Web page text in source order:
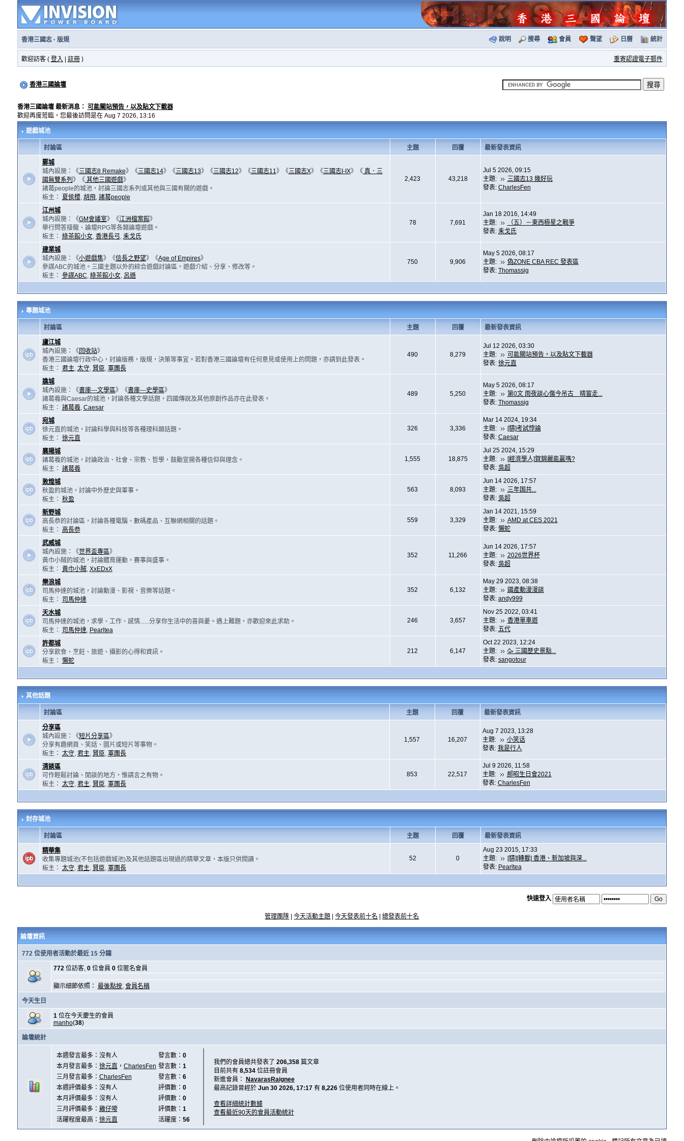
香港三國志· 版規 說明 搜尋 會員 聲望 日曆 統計
歡迎訪客 ( 登入 註冊) 重寄認證電子郵件
香港三國論壇
香港三國論壇 最新消息： 可能關站預告，以及貼文下載器
歡迎再度蒞臨，您最後訪問是在 Aug 7 2026, 13:16
遊戲城池
討論區 主題 回覆 最新發表資訊
鄴城
城內設施：《三國志8 Remake》《三國志14》《三國志13》《三國志12》《三國志11》《三國志X》《三國志I-IX》《真．三
國無雙系列 》《其他三國遊戲》
諸葛people的城池，討論三國志系列或其他與三國有關的遊戲。
板主：
夏侯櫻, 胡飛, 諸葛people
2,423 43,218
Jul 5 2026, 09:15
主題:
三國志13 幾好玩
發表: CharlesFen
江州城
城內設施：《GM會議室》《江洲檔案館》
舉行問答接龍、論壇RPG等各類論壇遊戲。
板主： 綠茶館小女, 香港長弓, 耒戈氏
78 7,691
Jan 18 2016, 14:49
主題:
（五）－東西極星之戰爭
發表: 耒戈氏
建業城
城內設施：《小遊戲集》《信長之野望》《Age of Empires》
參謀ABC的城池。三國主題以外的綜合遊戲討論區，遊戲介紹、分享、修改等。
板主： 參謀ABC, 綠茶館小女, 呂遜
750 9,906
May 5 2026, 08:17
主題:
偽ZONE CBA REC 發表區
發表: Thomassig
專題城池
討論區 主題 回覆 最新發表資訊
廬江城
城內設施：《回收站》
香港三國論壇行政中心，討論版務，版規，決策等事宜。若對香港三國論壇有任何意見或使用上的問題，亦請到此發表。
板主： 君主, 太守, 賢臣, 軍團長
490 8,279
Jul 12 2026, 03:30
主題:
可能關站預告，以及貼文下載器
發表: 徐元直
譙城
城內設施：《書庫---文學區》《書庫---史學區》
諸葛羲與Caesar的城池，討論各種文學話題，四國傳說及其他原創作品亦在此發表。
板主： 諸葛羲, Caesar
489 5,250
May 5 2026, 08:17
主題:
第0文 雨夜談心傷今吊古 晴窗走...
發表: Thomassig
宛城
徐元直的城池，討論科學與科技等各種理科類話題。
板主： 徐元直
326 3,336
Mar 14 2024, 19:34
主題:
[精]考試悖論
發表: Caesar
襄陽城
諸葛羲的城池，討論政治、社會、宗教、哲學，鼓勵宣揚各種信仰與理念。
板主： 諸葛羲
1,555 18,875
Jul 25 2024, 15:29
主題:
[經濟學人]賀錦麗能贏嗎?
發表: 吳超
敦煌城
秋盈的城池，討論中外歷史與軍事。
板主： 秋盈
563 8,093
Jun 14 2026, 17:57
主題:
三年国共...
發表: 吳超
新野城
高長恭的討論區，討論各種電腦、數碼產品、互聯網相關的話題。
板主：
高長恭
559 3,329
Jan 14 2021, 15:59
主題:
AMD at CES 2021
發表: 懶蛇
武威城
城內設施：《世界盃專區》
黃巾小賊的城池，討論體育運動，賽事與盛事。
板主： 黃巾小賊, XxEDxX
352 11,266
Jun 14 2026, 17:57
主題:
2026世界杯
發表: 吳超
樂浪城
司馬仲達的城池，討論動漫、影視、音樂等話題。
板主：
司馬仲達
352 6,132
May 29 2023, 08:38
主題:
國產動漫漫談
發表: andy999
天水城
司馬仲達的城池，求學、工作、感情......分享你生活中的喜與憂。遇上難題，亦歡迎來此求助。
板主：
司馬仲達, Pearltea
246 3,657
Nov 25 2022, 03:41
主題:
香港單車遊
發表: 五代
許都城
分享飲食、烹飪、旅遊、攝影的心得和資訊。
板主： 懶蛇
212 6,147
Oct 22 2023, 12:24
主題:
🥳 三國歷史景點...
發表: sangotour
其他話題
討論區 主題 回覆 最新發表資訊
分享區
城內設施：《短片分享區》
分享有趣網頁、笑話、圖片或短片等事物。
板主： 太守, 君主, 賢臣, 軍團長
1,557 16,207
Aug 7 2023, 13:28
主題:
小笑话
發表: 我是行人
清談區
可作輕鬆討論、閒談的地方，惟請言之有物。
板主： 太守, 君主, 賢臣, 軍團長
853 22,517
Jul 9 2026, 11:58
主題:
郝昭生日會2021
發表: CharlesFen
封存城池
討論區 主題 回覆 最新發表資訊
精華集
收集專題城池(不包括遊戲城池)及其他話題區出現過的精華文章，本版只供閱讀。
板主： 太守, 君主, 賢臣, 軍團長
52 0
Aug 23 2015, 17:33
主題:
[精][轉載] 香港、新加坡與深...
發表: Pearltea
快速登入
管理團隊 |今天活動主題 |今天發表前十名 |總發表前十名
論壇資訊
772 位使用者活動於最近 15 分鐘
772位訪客, 0位會員 0位匿名會員
顯示細節依照： 最後點按, 會員名稱
今天生日
1位在今天慶生的會員
manho(38)
論壇統計
本週發言最多：沒有人 發言數： 0
本月發言最多： 徐元直 ， CharlesFen 發言數： 1
三月發言最多： CharlesFen 發言數： 6
本週評價最多：沒有人
評價數： 0
本月評價最多：沒有人
評價數： 0
三月評價最多： 雞仔嘜 評價數： 1
活躍程度最高： 徐元直 活躍度： 56
我們的會員總共發表了 206,358篇文章
目前共有 8,534位註冊會員
新進會員： NavarasRaignee
最高記錄曾經於 Jun 30 2026, 17:17 有 8,226位使用者同時在線上。
查看詳細統計數據
查看最近90天的會員活動統計